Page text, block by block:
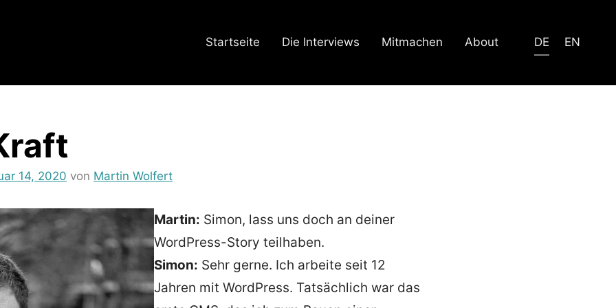
Startseite Die Interviews Mitmachen About DE EN
14, 2020 von Martin Wolfert
of
WordPress
Martin: Simon, lass uns doch an deiner
WordPress-Story teilhaben.
Simon: Sehr gerne. Ich arbeite seit 12
Jahren mit WordPress. Tatsächlich war das